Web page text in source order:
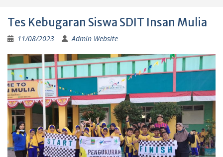
Tes Kebugaran Siswa SDIT Insan Mulia
11/08/2023 Admin Website